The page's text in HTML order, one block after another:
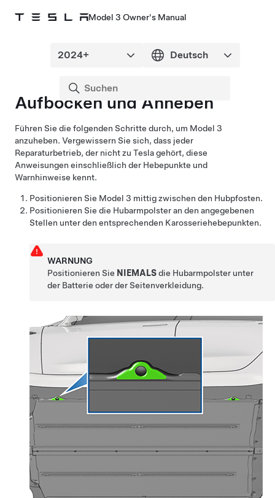
Model 3 Owner's Manual
Aufbocken und Anheben
Führen Sie die folgenden Schritte durch, um Model 3
anzuheben. Vergewissern Sie sich, dass jeder
Reparaturbetrieb, der nicht zu Tesla gehört, diese
Anweisungen einschließlich der Hebepunkte und
Warnhinweise kennt.
Positionieren Sie Model 3 mittig zwischen den Hubpfosten.
Positionieren Sie die Hubarmpolster an den angegebenen
Stellen unter den entsprechenden Karosseriehebepunkten.
WARNUNG
Positionieren Sie NIEMALSdie Hubarmpolster unter
der Batterie oder der Seitenverkleidung.